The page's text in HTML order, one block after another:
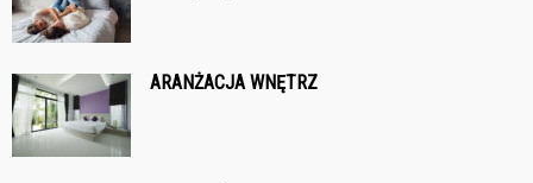
ARANŻACJA WNĘTRZ